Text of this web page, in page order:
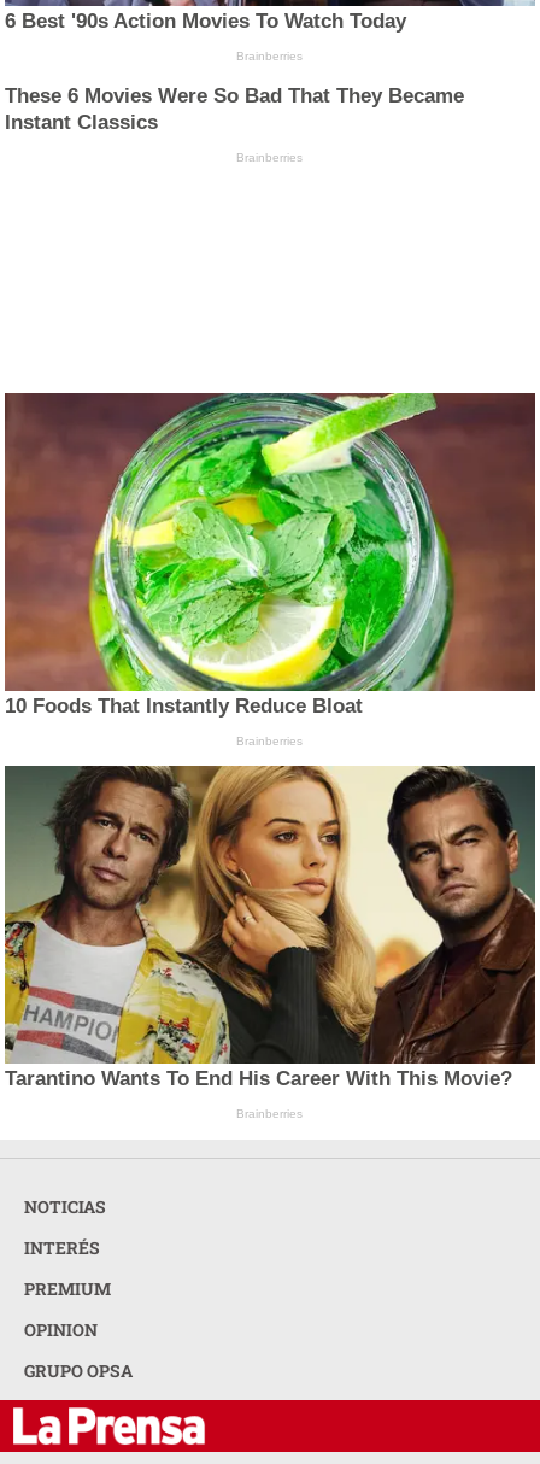
6 Best '90s Action Movies To Watch Today
Brainberries
These 6 Movies Were So Bad That They Became
Instant Classics
Brainberries
10 Foods That Instantly Reduce Bloat
Brainberries
Tarantino Wants To End His Career With This Movie?
Brainberries
NOTICIAS
INTERÉS
PREMIUM
OPINION
GRUPO OPSA